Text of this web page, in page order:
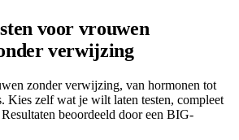
voor vrouwen
verwijzing
zonder verwijzing, van hormonen tot
Kies zelf wat je wilt laten testen, compleet
beoordeeld door een BIG-